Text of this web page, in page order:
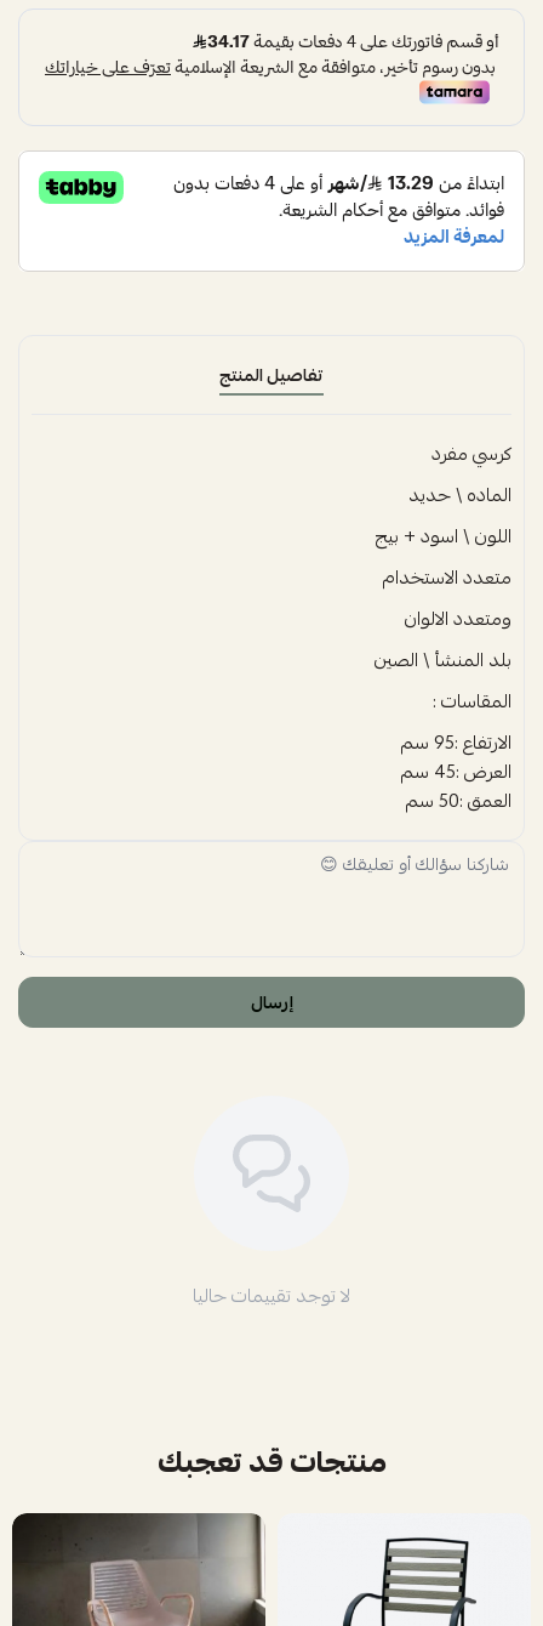
تفاصيل المنتج
كرسي مفرد
الماده \ حديد
اللون \ اسود + بيج
متعدد الاستخدام
ومتعدد الالوان
بلد المنشأ \ الصين
المقاسات :
الارتفاع :95 سم
العرض :45 سم
العمق :50 سم
إرسال
لا توجد تقييمات حاليا
منتجات قد تعجبك